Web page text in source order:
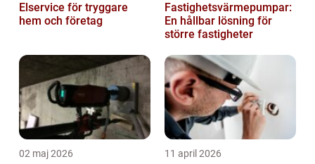
Elservice för tryggare
hem och företag
Fastighetsvärmepumpar:
En hållbar lösning för
större fastigheter
02 maj 2026 11 april 2026